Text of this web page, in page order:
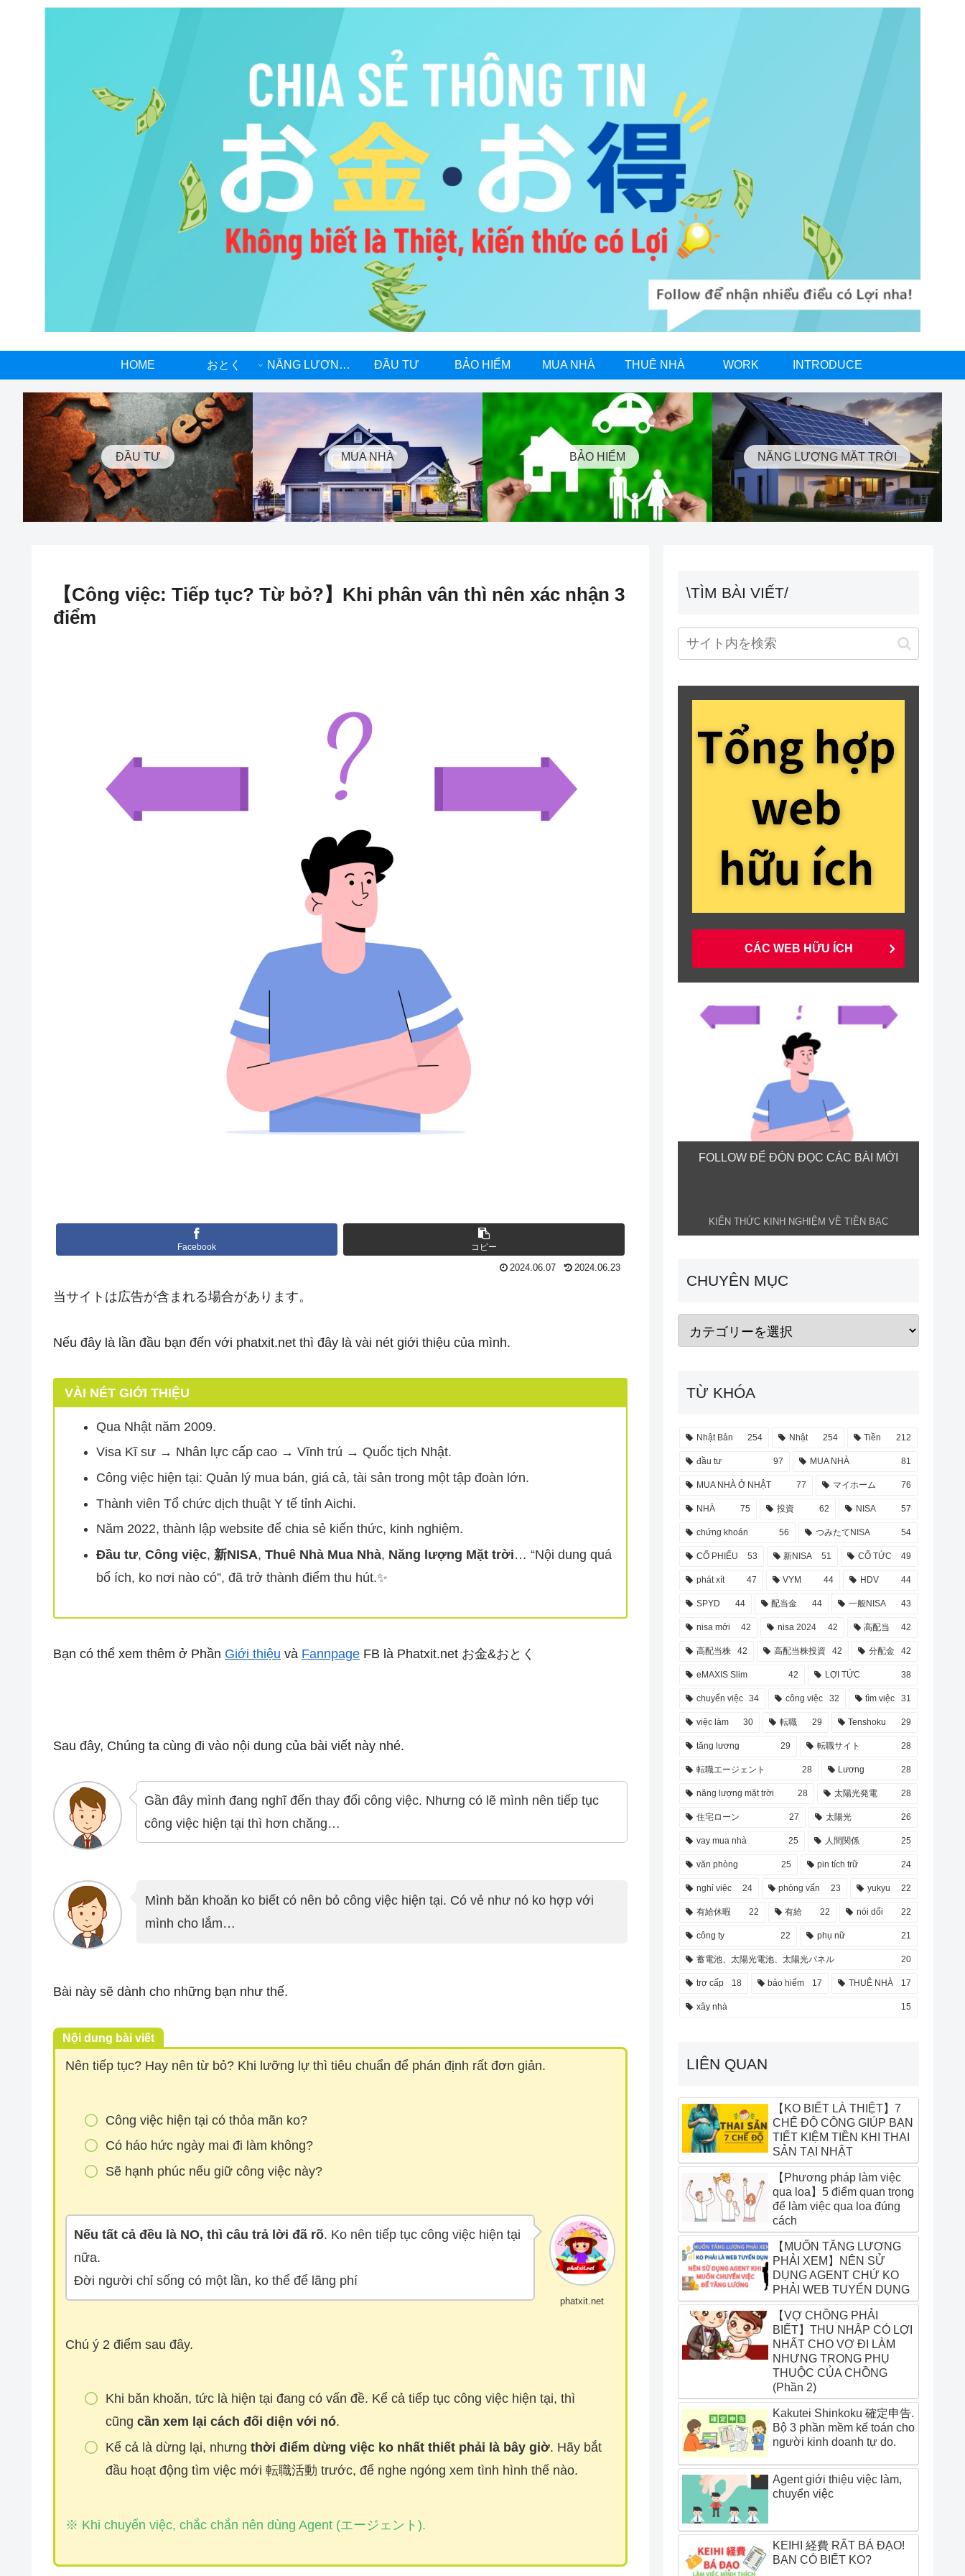
HOME おとく NĂNG LƯỢNG MẶT TRỜI ĐẦU TƯ BẢO HIỂM MUA NHÀ THUÊ NHÀ WORK INTRODUCE
ĐẦU TƯ MUA NHÀ BẢO HIỂM NĂNG LƯỢNG MẶT TRỜI
【Công việc: Tiếp tục? Từ bỏ?】Khi phân vân thì nên xác nhận 3
điểm
Facebook コピー
2024.06.07 2024.06.23
当サイトは広告が含まれる場合があります。
Nếu đây là lần đầu bạn đến với phatxit.net thì đây là vài nét giới thiệu của mình.
VÀI NÉT GIỚI THIỆU
Qua Nhật năm 2009.
Visa Kĩ sư → Nhân lực cấp cao → Vĩnh trú → Quốc tịch Nhật.
Công việc hiện tại: Quản lý mua bán, giá cả, tài sản trong một tập đoàn lớn.
Thành viên Tổ chức dịch thuật Y tế tỉnh Aichi.
Năm 2022, thành lập website để chia sẻ kiến thức, kinh nghiệm.
Đầu tư, Công việc, 新NISA, Thuê Nhà Mua Nhà, Năng lượng Mặt trời… “Nội dung quá
bổ ích, ko nơi nào có”, đã trở thành điểm thu hút.✨
Bạn có thể xem thêm ở Phần Giới thiệu và Fannpage FB là Phatxit.net お金&おとく
Sau đây, Chúng ta cùng đi vào nội dung của bài viết này nhé.
Gần đây mình đang nghĩ đến thay đổi công việc. Nhưng có lẽ mình nên tiếp tục
công việc hiện tại thì hơn chăng…
Mình băn khoăn ko biết có nên bỏ công việc hiện tại. Có vẻ như nó ko hợp với
mình cho lắm…
Bài này sẽ dành cho những bạn như thế.
Nội dung bài viết
Nên tiếp tục? Hay nên từ bỏ? Khi lưỡng lự thì tiêu chuẩn để phán định rất đơn giản.
Công việc hiện tại có thỏa mãn ko?
Có háo hức ngày mai đi làm không?
Sẽ hạnh phúc nếu giữ công việc này?
phatxit.net
Nếu tất cả đều là NO, thì câu trả lời đã rõ. Ko nên tiếp tục công việc hiện tại
nữa.
Đời người chỉ sống có một lần, ko thể để lãng phí
Chú ý 2 điểm sau đây.
Khi băn khoăn, tức là hiện tại đang có vấn đề. Kể cả tiếp tục công việc hiện tại, thì
cũng cần xem lại cách đối diện với nó.
Kể cả là dừng lại, nhưng thời điểm dừng việc ko nhất thiết phải là bây giờ. Hãy bắt
đầu hoạt động tìm việc mới 転職活動 trước, để nghe ngóng xem tình hình thế nào.
※ Khi chuyển việc, chắc chắn nên dùng Agent (エージェント).
\TÌM BÀI VIẾT/
CÁC WEB HỮU ÍCH
FOLLOW ĐỂ ĐÓN ĐỌC CÁC BÀI MỚI
KIẾN THỨC KINH NGHIỆM VỀ TIỀN BẠC
CHUYÊN MỤC
TỪ KHÓA
Nhật Bản 254 Nhật 254 Tiền 212
đầu tư 97 MUA NHÀ 81
MUA NHÀ Ở NHẬT 77 マイホーム 76
NHÀ 75 投資 62 NISA 57
chứng khoán 56 つみたてNISA 54
CỔ PHIẾU 53 新NISA 51 CỔ TỨC 49
phát xít 47 VYM 44 HDV 44
SPYD 44 配当金 44 一般NISA 43
nisa mới 42 nisa 2024 42 高配当 42
高配当株 42 高配当株投資 42 分配金 42
eMAXIS Slim 42 LỢI TỨC 38
chuyển việc 34 công việc 32 tìm việc 31
việc làm 30 転職 29 Tenshoku 29
tăng lương 29 転職サイト 28
転職エージェント 28 Lương 28
năng lượng mặt trời 28 太陽光発電 28
住宅ローン 27 太陽光 26
vay mua nhà 25 人間関係 25
văn phòng 25 pin tích trữ 24
nghỉ việc 24 phỏng vấn 23 yukyu 22
有給休暇 22 有給 22 nói dối 22
công ty 22 phụ nữ 21
蓄電池、太陽光電池、太陽光パネル 20
trợ cấp 18 bảo hiểm 17 THUÊ NHÀ 17
xây nhà 15
LIÊN QUAN
【KO BIẾT LÀ THIỆT】7
CHẾ ĐỘ CÔNG GIÚP BẠN
TIẾT KIỆM TIỀN KHI THAI
SẢN TẠI NHẬT
【Phương pháp làm việc
qua loa】5 điểm quan trọng
để làm việc qua loa đúng
cách
【MUỐN TĂNG LƯƠNG
PHẢI XEM】NÊN SỬ
DỤNG AGENT CHỨ KO
PHẢI WEB TUYỂN DỤNG
【VỢ CHỒNG PHẢI
BIẾT】THU NHẬP CÓ LỢI
NHẤT CHO VỢ ĐI LÀM
NHƯNG TRONG PHỤ
THUỘC CỦA CHỒNG
(Phần 2)
Kakutei Shinkoku 確定申告.
Bộ 3 phần mềm kế toán cho
người kinh doanh tự do.
Agent giới thiệu việc làm,
chuyển việc
KEIHI 経費 RẤT BÁ ĐẠO!
BẠN CÓ BIẾT KO?